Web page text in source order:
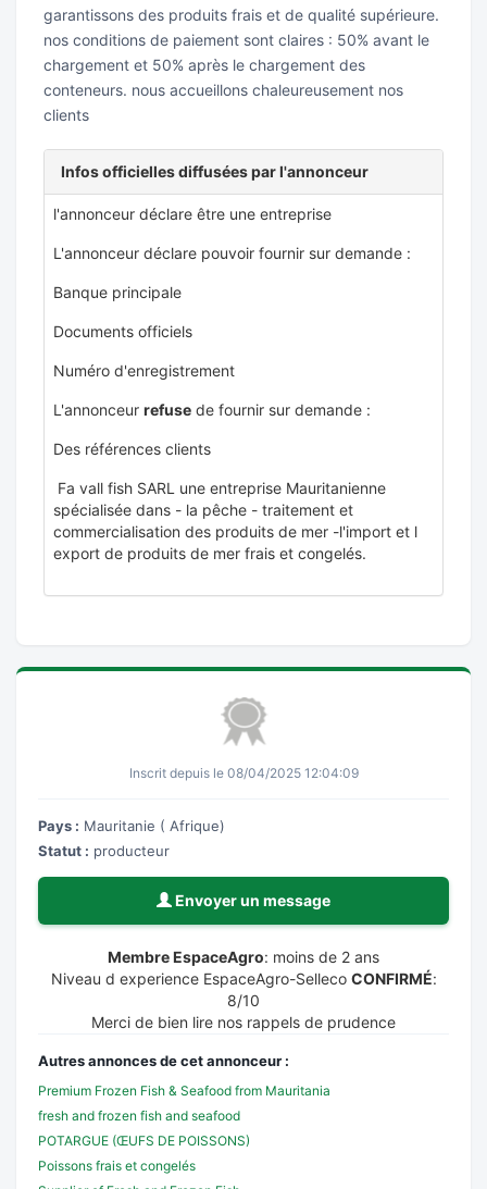
garantissons des produits frais et de qualité supérieure.
nos conditions de paiement sont claires : 50% avant le
chargement et 50% après le chargement des
conteneurs. nous accueillons chaleureusement nos
clients
Infos officielles diffusées par l'annonceur
l'annonceur déclare être une entreprise
L'annonceur déclare pouvoir fournir sur demande :
Banque principale
Documents officiels
Numéro d'enregistrement
L'annonceur refuse de fournir sur demande :
Des références clients
Fa vall fish SARL une entreprise Mauritanienne
spécialisée dans - la pêche - traitement et
commercialisation des produits de mer -l'import et l
export de produits de mer frais et congelés.
Inscrit depuis le 08/04/2025 12:04:09
Pays : Mauritanie ( Afrique)
Statut : producteur
Envoyer un message
Membre EspaceAgro: moins de 2 ans
Niveau d experience EspaceAgro-Selleco CONFIRMÉ:
8/10
Merci de bien lire nos rappels de prudence
Autres annonces de cet annonceur :
Premium Frozen Fish & Seafood from Mauritania
fresh and frozen fish and seafood
POTARGUE (ŒUFS DE POISSONS)
Poissons frais et congelés